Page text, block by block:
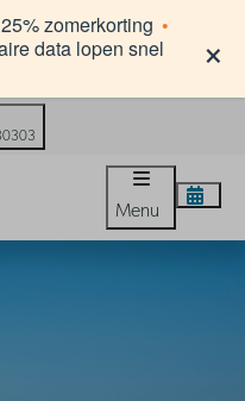
zomerkorting •
data lopen snel
×
Menu